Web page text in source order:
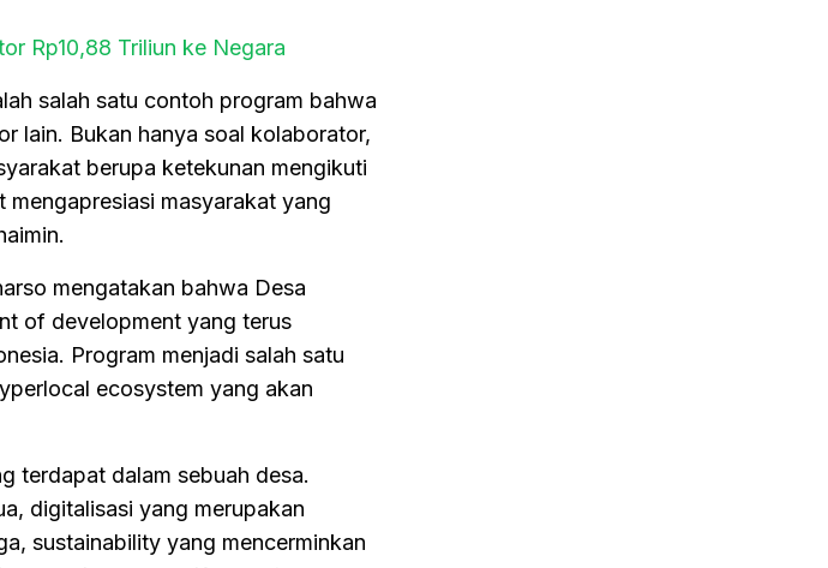
Rp10,88 Triliun ke Negara
salah satu contoh program bahwa
lain. Bukan hanya soal kolaborator,
berupa ketekunan mengikuti
masyarakat yang
mengatakan bahwa Desa
of development yang terus
Program menjadi salah satu
ecosystem yang akan
terdapat dalam sebuah desa.
digitalisasi yang merupakan
sustainability yang mencerminkan